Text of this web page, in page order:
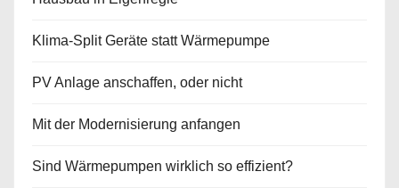
Klima-Split Geräte statt Wärmepumpe
PV Anlage anschaffen, oder nicht
Mit der Modernisierung anfangen
Sind Wärmepumpen wirklich so effizient?